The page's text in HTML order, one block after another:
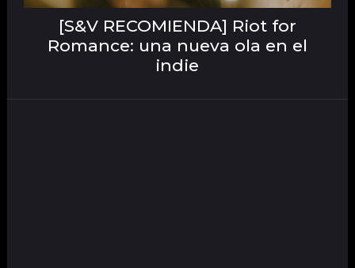
[S&V RECOMIENDA] Riot for
Romance: una nueva ola en el
indie